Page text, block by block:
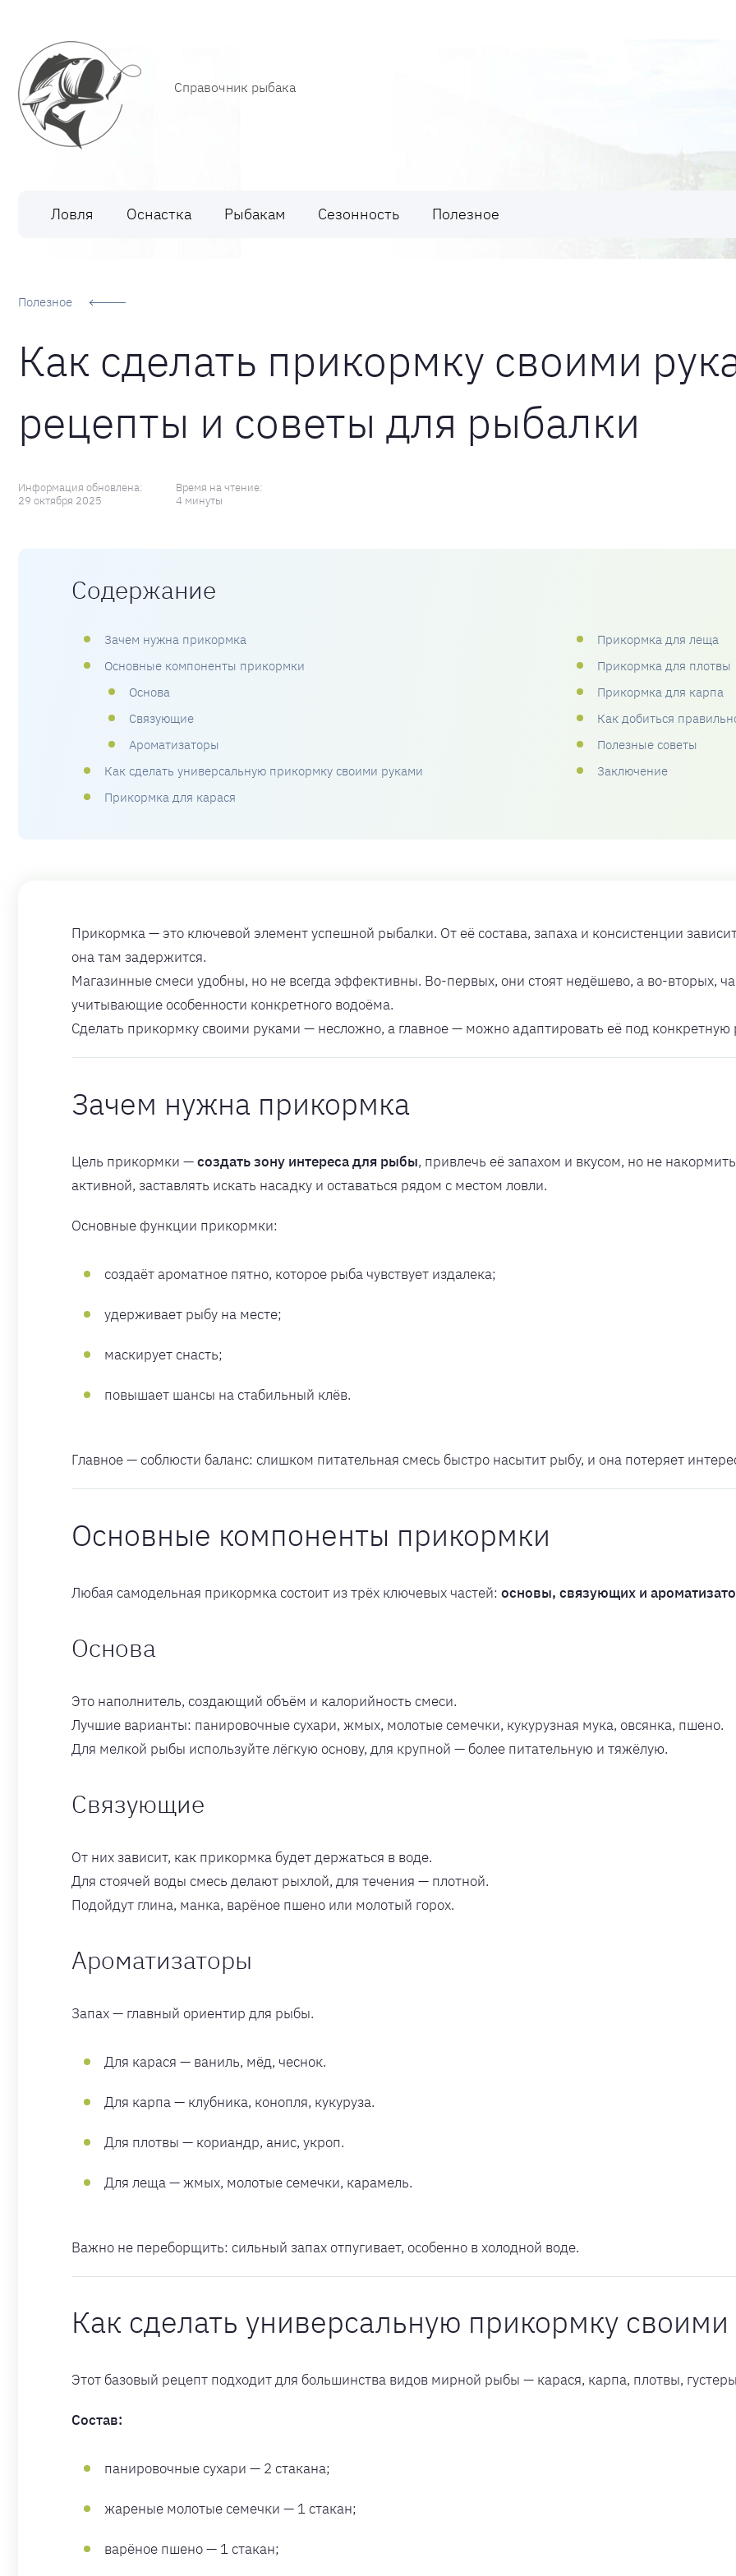
Рыбалка Справочник рыбака
Ловля Оснастка Рыбакам Сезонность Полезное
Полезное
Как сделать прикормку своими
рецепты и советы для рыбалки
Информация обновлена:
29 октября 2025
Время на чтение:
4 минуты
Содержание
Зачем нужна прикормка
Основные компоненты прикормки
Основа
Связующие
Ароматизаторы
Как сделать универсальную прикормку своими руками
Прикормка для карася
Прикормка для леща
Прикормка для плотвы
Прикормка для карпа
Как добиться
Полезные советы
Заключение
Прикормка — это ключевой элемент успешной рыбалки. От её состава, запаха и консистенции
она там задержится.
Магазинные смеси удобны, но не всегда эффективны. Во-первых, они стоят недёшево, а во-вторых,
учитывающие особенности конкретного водоёма.
Сделать прикормку своими руками — несложно, а главное — можно адаптировать её под конкретную
Зачем нужна прикормка
Цель прикормки —создать зону интереса для рыбы, привлечь её запахом и вкусом, но не
активной, заставлять искать насадку и оставаться рядом с местом ловли.
Основные функции прикормки:
создаёт ароматное пятно, которое рыба чувствует издалека;
удерживает рыбу на месте;
маскирует снасть;
повышает шансы на стабильный клёв.
Главное — соблюсти баланс: слишком питательная смесь быстро насытит рыбу, и она потеряет
Основные компоненты прикормки
Любая самодельная прикормка состоит из трёх ключевых частей: основы, связующих и
Основа
Это наполнитель, создающий объём и калорийность смеси.
Лучшие варианты: панировочные сухари, жмых, молотые семечки, кукурузная мука, овсянка, пшено.
Для мелкой рыбы используйте лёгкую основу, для крупной — более питательную и тяжёлую.
Связующие
От них зависит, как прикормка будет держаться в воде.
Для стоячей воды смесь делают рыхлой, для течения — плотной.
Подойдут глина, манка, варёное пшено или молотый горох.
Ароматизаторы
Запах — главный ориентир для рыбы.
Для карася — ваниль, мёд, чеснок.
Для карпа — клубника, конопля, кукуруза.
Для плотвы — кориандр, анис, укроп.
Для леща — жмых, молотые семечки, карамель.
Важно не переборщить: сильный запах отпугивает, особенно в холодной воде.
Как сделать универсальную прикормку
Этот базовый рецепт подходит для большинства видов мирной рыбы — карася, карпа, плотвы,
Состав:
панировочные сухари — 2 стакана;
жареные молотые семечки — 1 стакан;
варёное пшено — 1 стакан;